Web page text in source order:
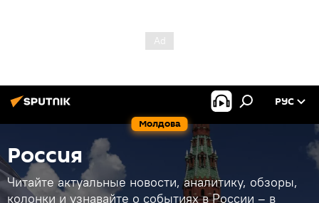
Молдова
РУС
Россия
Читайте актуальные новости, аналитику, обзоры,
колонки и узнавайте о событиях в России – в